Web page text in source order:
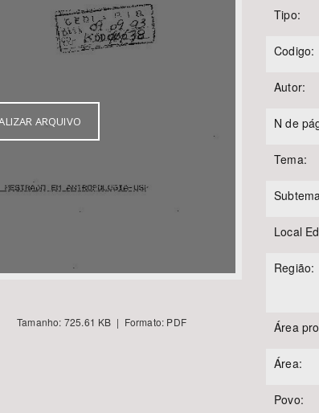
ARQUIVO
Tamanho: 725.61 KB | Formato: PDF
Tipo:
Codigo:
Autor:
N de
Tema:
Local
Região:
Área
Área:
Povo: